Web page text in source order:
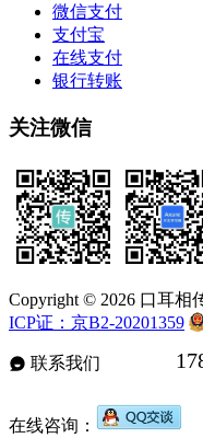
微信支付
支付宝
在线支付
银行转账
关注微信
Copyright © 2026 口耳相
ICP证：京B2-20201359
联系我们
在线咨询：